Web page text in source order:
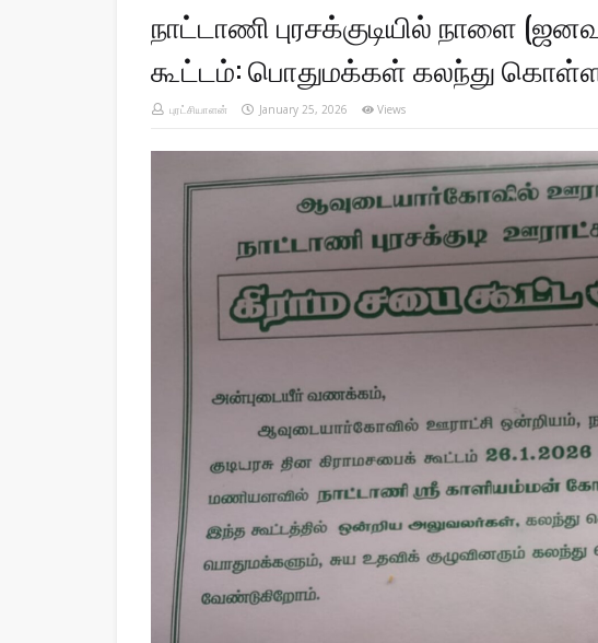
நாட்டாணி புரசக்குடியில் நாளை
கூட்டம்: பொதுமக்கள் கலந்து
புரட்சியாளன் January 25, 2026 Views